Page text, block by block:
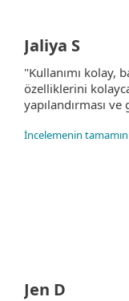
Jaliya S
"Kullanımı kolay,
özelliklerini
yapılandırması
İncelemenin
Jen D